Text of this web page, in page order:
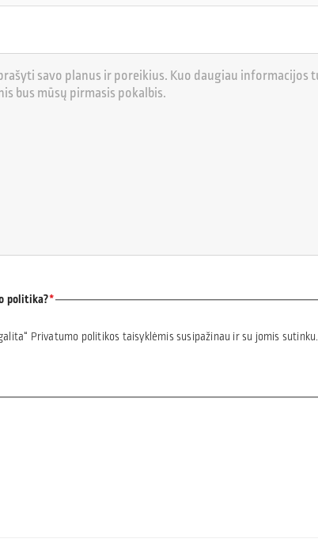
politika?
Privatumo politikos taisyklėmis susipažinau ir su jomis sutinku.